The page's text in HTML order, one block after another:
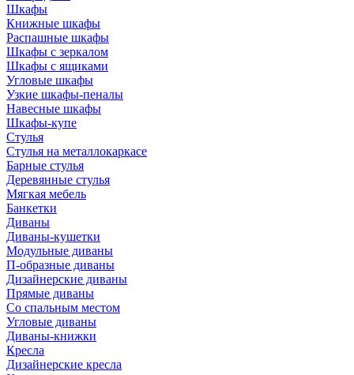
Шкафы
Книжные шкафы
Распашные шкафы
Шкафы с зеркалом
Шкафы с ящиками
Угловые шкафы
Узкие шкафы-пеналы
Навесные шкафы
Шкафы-купе
Стулья
Стулья на металлокаркасе
Барные стулья
Деревянные стулья
Мягкая мебель
Банкетки
Диваны
Диваны-кушетки
Модульные диваны
П-образные диваны
Дизайнерские диваны
Прямые диваны
Со спальным местом
Угловые диваны
Диваны-книжки
Кресла
Дизайнерские кресла